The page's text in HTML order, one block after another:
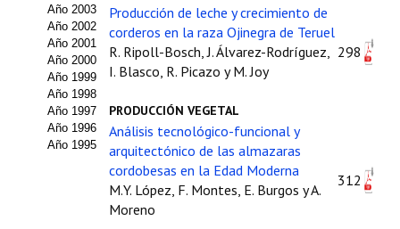
Presentación Jornadas
Comunicaciones
Jornadas PAM 2026
Premio Jóvenes Investigadores
Buscador de Comunicaciones
Buscador de Comunicaciones
Año 2003
Año 2002
Año 2001
Año 2000
Año 1999
Año 1998
Año 1997
Año 1996
Año 1995
Producción de leche y crecimiento de
corderos en la raza Ojinegra de Teruel
R. Ripoll-Bosch, J. Álvarez-Rodríguez,
I. Blasco, R. Picazo y M. Joy
298
PRODUCCIÓN VEGETAL
Análisis tecnológico-funcional y
arquitectónico de las almazaras
cordobesas en la Edad Moderna
M.Y. López, F. Montes, E. Burgos y A.
Moreno
312